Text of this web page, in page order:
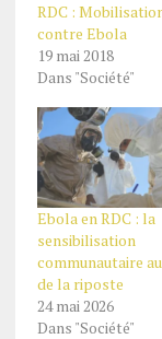
RDC :
contre Ebola
19 mai 2018
Dans "Société"
Ebola en RDC : la
sensibilisation
communautaire
de la riposte
24 mai 2026
Dans "Société"